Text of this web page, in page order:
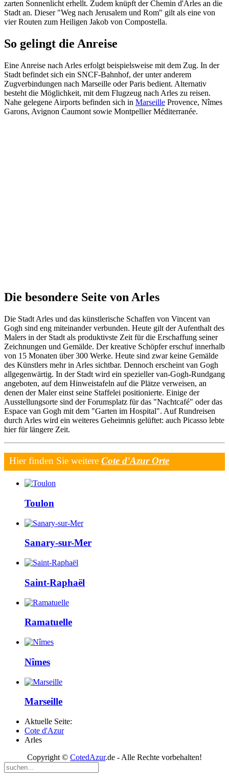
zarten Sonnenlicht erhellt. Zudem knüpft der Chemin d'Arles an die
Stadt an. Dieser "Weg nach Jerusalem und Rom" gilt als eine von
vier Routen zum Heiligen Jakob von Compostella.
So gelingt die Anreise
Eine Anreise nach Arles erfolgt beispielsweise mit dem Zug. In der
Stadt befindet sich ein SNCF-Bahnhof, der unter anderem
Zugverbindungen nach Marseille oder Paris bedient. Alternativ
besteht die Möglichkeit, mit dem Flugzeug nach Arles zu reisen.
Nahe gelegene Airports befinden sich in Marseille Provence, Nîmes
Garons, Avignon Caumont sowie Montpellier Méditerranée.
Die besondere Seite von Arles
Die Stadt Arles und das künstlerische Schaffen von Vincent van
Gogh sind eng miteinander verbunden. Heute gilt der Aufenthalt des
Malers in der Stadt als produktivste Zeit für die Erschaffung seiner
Zeichnungen und Gemälde. Der kreative Schöpfer erschuf innerhalb
von 15 Monaten über 300 Werke. Heute sind zwar keine Gemälde
des Künstlers mehr in Arles sichtbar. Dennoch erscheint van Gogh
allgegenwärtig. In der Stadt wird ein spezieller van-Gogh-Rundgang
angeboten, auf dem Hinweistafeln auf die Plätze verweisen, an
denen der Maler einst seine Staffelei positionierte. Einige der
Ausstellungsorte sind der Forumsplatz für das "Nachtcafé" oder das
Espace van Gogh mit dem "Garten im Hospital". Auf Rundreisen
durch Arles wird ein weiteres Geheimnis gelüftet: auch Picasso lebte
hier für längere Zeit.
Hier finden Sie weitere Cote d'Azur Orte
Toulon
Sanary-sur-Mer
Saint-Raphaël
Ramatuelle
Nîmes
Marseille
Aktuelle Seite:
Cote d'Azur
Arles
Copyright © CotedAzur.de - Alle Rechte vorbehalten!